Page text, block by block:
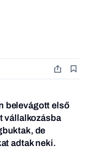
belevágott első
vállalkozásba
de
adtak neki.